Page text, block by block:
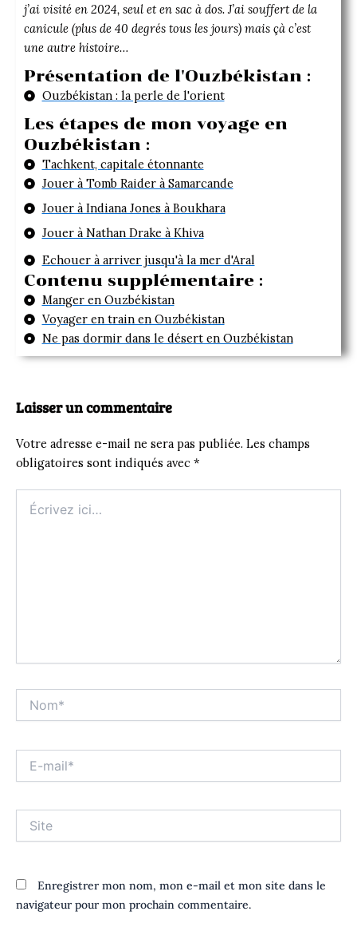
j’ai visité en 2024, seul et en sac à dos. J’ai souffert de la
canicule (plus de 40 degrés tous les jours) mais çà c’est
une autre histoire…
Présentation de l'Ouzbékistan :
Ouzbékistan : la perle de l'orient
Les étapes de mon voyage en
Ouzbékistan :
Tachkent, capitale étonnante
Jouer à Tomb Raider à Samarcande
Jouer à Indiana Jones à Boukhara
Jouer à Nathan Drake à Khiva
Echouer à arriver jusqu'à la mer d'Aral
Contenu supplémentaire :
Manger en Ouzbékistan
Voyager en train en Ouzbékistan
Ne pas dormir dans le désert en Ouzbékistan
Laisser un commentaire
Votre adresse e-mail ne sera pas publiée. Les champs
obligatoires sont indiqués avec *
ici…
mail*
Enregistrer mon nom, mon e-mail et mon site dans le
navigateur pour mon prochain commentaire.